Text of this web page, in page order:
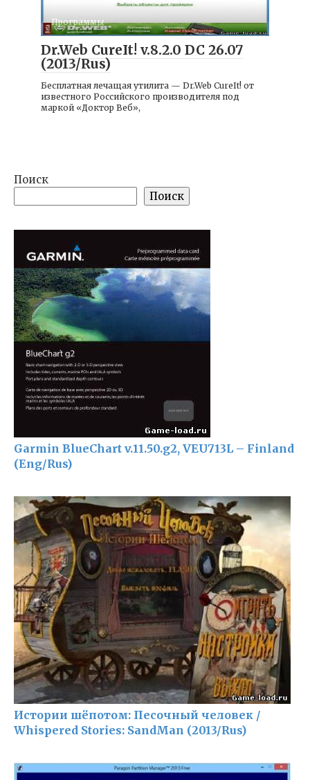
Программы
Dr.Web CureIt! v.8.2.0 DC 26.07
(2013/Rus)
Бесплатная лечащая утилита — Dr.Web CureIt! от
известного Российского производителя под
маркой «Доктор Веб»,
Поиск
Поиск
Garmin BlueChart v.11.50.g2, VEU713L – Finland
(Eng/Rus)
Истории шёпотом: Песочный человек /
Whispered Stories: SandMan (2013/Rus)